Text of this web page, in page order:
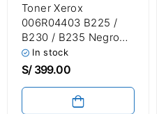
Toner Xerox
006R04403 B225 /
B230 / B235 Negro
3,000 Páginas
In stock
S/399.00